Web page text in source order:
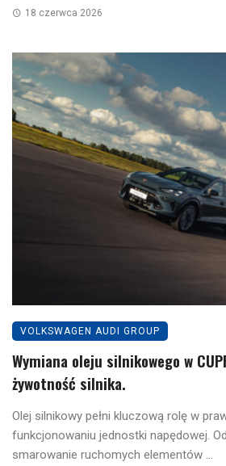
18 czerwca 2026
VOLKSWAGEN AUDI GROUP
Wymiana oleju silnikowego w
żywotność silnika.
Olej silnikowy pełni kluczową rolę w
funkcjonowaniu jednostki napędowej.
smarowanie ruchomych elementów ...